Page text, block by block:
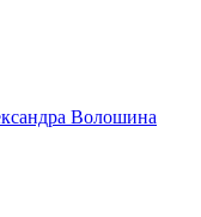
Волошина